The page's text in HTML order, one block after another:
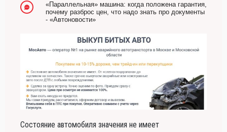
«Параллельная» машина: когда положена гарантия,
почему разброс цен, что надо знать про документы
- «Автоновости»
Состояние автомобиля значения не имеет